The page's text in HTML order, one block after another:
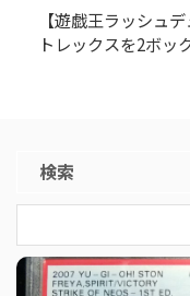
【遊戯王ラッシュ
トレックスを2ボッ
検索